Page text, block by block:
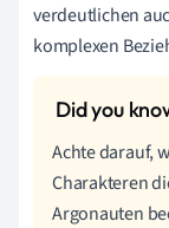
verdeutlichen
komplexen
Achte darauf,
Charakteren
Argonauten